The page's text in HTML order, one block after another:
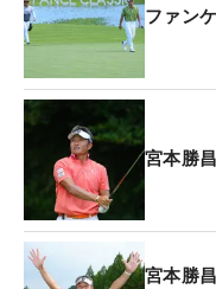
ファン
宮本勝
宮本勝